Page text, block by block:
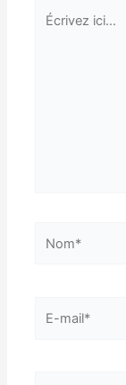
Écrivez
ici…
mail*